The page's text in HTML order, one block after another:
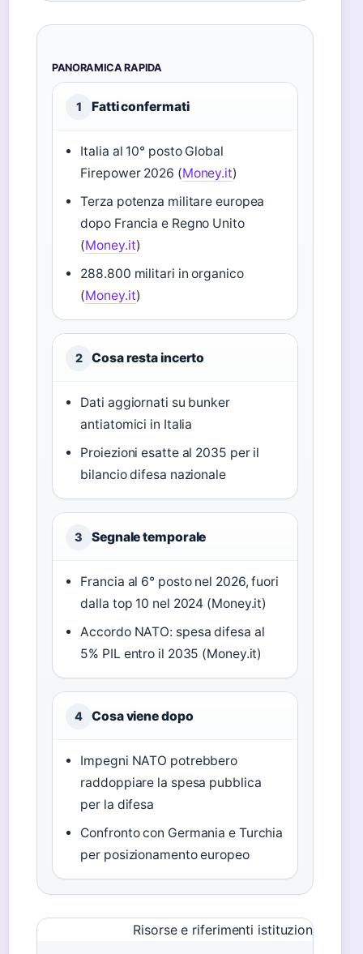
PANORAMICA RAPIDA
1 Fatti confermati
Italia al 10° posto Global
Firepower 2026 (Money.it)
Terza potenza militare europea
dopo Francia e Regno Unito
(Money.it)
288.800 militari in organico
(Money.it)
2 Cosa resta incerto
Dati aggiornati su bunker
antiatomici in Italia
Proiezioni esatte al 2035 per il
bilancio difesa nazionale
3 Segnale temporale
Francia al 6° posto nel 2026, fuori
dalla top 10 nel 2024 (Money.it)
Accordo NATO: spesa difesa al
5% PIL entro il 2035 (Money.it)
4 Cosa viene dopo
Impegni NATO potrebbero
raddoppiare la spesa pubblica
per la difesa
Confronto con Germania e Turchia
per posizionamento europeo
Risorse e riferimenti istituzionali